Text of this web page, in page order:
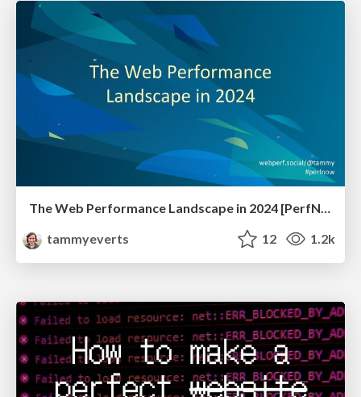
The Web Performance Landscape in 2024 [PerfNow 2024]
tammyeverts
12 1.2k